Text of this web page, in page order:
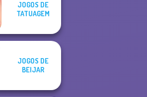
JOGOS DE
TATUAGEM
JOGOS DE
BEIJAR